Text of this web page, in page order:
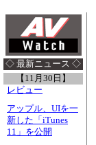
◇ 最新ニュース ◇
【11月30日】
レビュー
アップル、UIを一
新した「iTunes
11」を公開